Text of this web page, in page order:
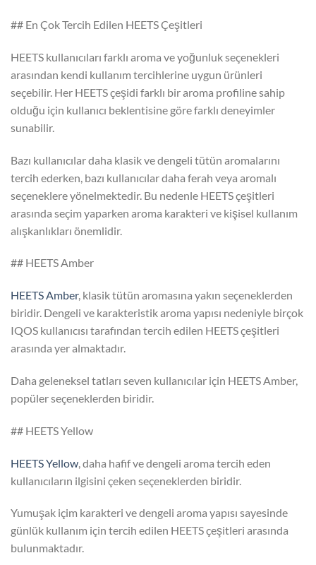
## En Çok Tercih Edilen HEETS Çeşitleri
HEETS kullanıcıları farklı aroma ve yoğunluk seçenekleri
arasından kendi kullanım tercihlerine uygun ürünleri
seçebilir. Her HEETS çeşidi farklı bir aroma profiline sahip
olduğu için kullanıcı beklentisine göre farklı deneyimler
sunabilir.
Bazı kullanıcılar daha klasik ve dengeli tütün aromalarını
tercih ederken, bazı kullanıcılar daha ferah veya aromalı
seçeneklere yönelmektedir. Bu nedenle HEETS çeşitleri
arasında seçim yaparken aroma karakteri ve kişisel kullanım
alışkanlıkları önemlidir.
## HEETS Amber
HEETS Amber, klasik tütün aromasına yakın seçeneklerden
biridir. Dengeli ve karakteristik aroma yapısı nedeniyle birçok
IQOS kullanıcısı tarafından tercih edilen HEETS çeşitleri
arasında yer almaktadır.
Daha geleneksel tatları seven kullanıcılar için HEETS Amber,
popüler seçeneklerden biridir.
## HEETS Yellow
HEETS Yellow , daha hafif ve dengeli aroma tercih eden
kullanıcıların ilgisini çeken seçeneklerden biridir.
Yumuşak içim karakteri ve dengeli aroma yapısı sayesinde
günlük kullanım için tercih edilen HEETS çeşitleri arasında
bulunmaktadır.